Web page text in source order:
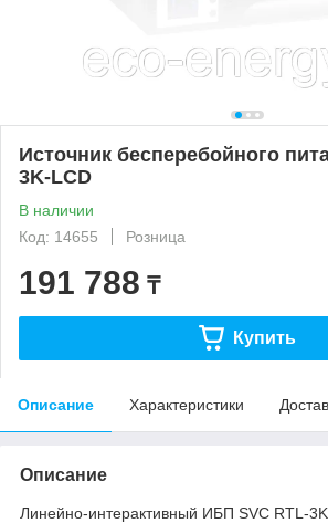
Источник бесперебойного
3K-LCD
В наличии
Код: 14655
Розница
191 788 ₸
Купить
Описание Характеристики
Описание
Линейно-интерактивный ИБП SVC RTL-